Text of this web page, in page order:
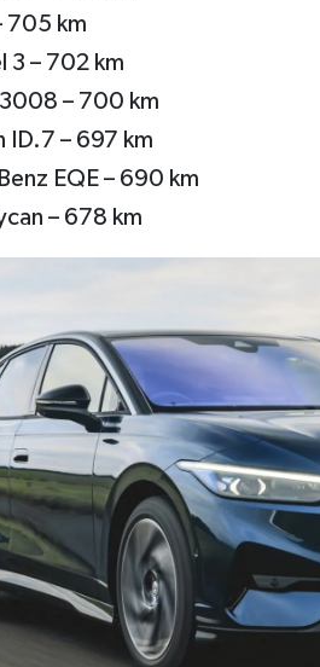
705 km
3 – 702 km
– 700 km
ID.7 – 697 km
EQE – 690 km
– 678 km